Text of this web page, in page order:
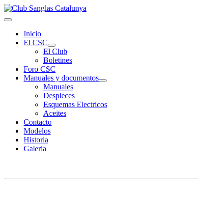
Inicio
El CSC
El Club
Boletines
Foro CSC
Manuales y documentos
Manuales
Despieces
Esquemas Electricos
Aceites
Contacto
Modelos
Historia
Galeria